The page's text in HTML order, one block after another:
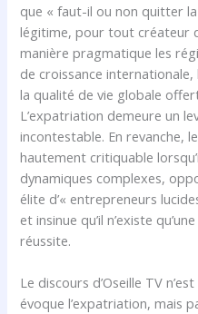
que « faut-il ou non quitter
légitime, pour tout créateur
manière pragmatique les
de croissance
la qualité de vie globale
L’expatriation demeure un
incontestable. En revanche,
hautement critiquable
dynamiques complexes,
élite d’« entrepreneurs
et insinue qu’il n’existe
réussite.
Le discours d’Oseille TV
évoque l’expatriation, mais